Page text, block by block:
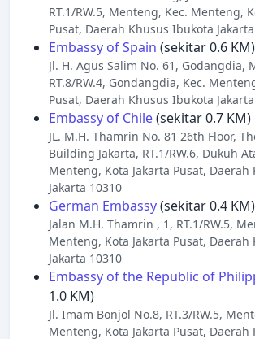
RT.1/RW.5, Menteng, Kec. Menteng,
Pusat, Daerah Khusus Ibukota
Embassy of Spain (sekitar 0.6 KM)
Jl. H. Agus Salim No. 61, Godangdia,
RT.8/RW.4, Gondangdia, Kec.
Pusat, Daerah Khusus Ibukota
Embassy of Chile(sekitar 0.7 KM)
JL. M.H. Thamrin No. 81 26th Floor,
Building Jakarta, RT.1/RW.6, Dukuh
Menteng, Kota Jakarta Pusat,
Jakarta 10310
German Embassy(sekitar 0.4 KM)
Jalan M.H. Thamrin , 1, RT.1/RW.5,
Menteng, Kota Jakarta Pusat,
Jakarta 10310
Embassy of the Republic of
1.0 KM)
Jl. Imam Bonjol No.8, RT.3/RW.5,
Menteng, Kota Jakarta Pusat,